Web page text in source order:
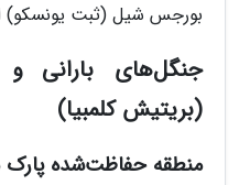
بورجس شیل (ثبت
جنگل‌های بارانی
(بریتیش کلمبیا)